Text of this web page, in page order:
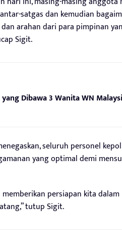
satgas dan kemudian
arahan dari para pimpinan
Sigit.
Dibawa 3 Wanita WN
seluruh personel
yang optimal demi
persiapan kita
tutup Sigit.